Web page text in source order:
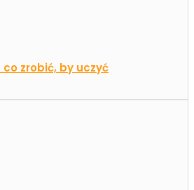
co zrobić, by uczyć